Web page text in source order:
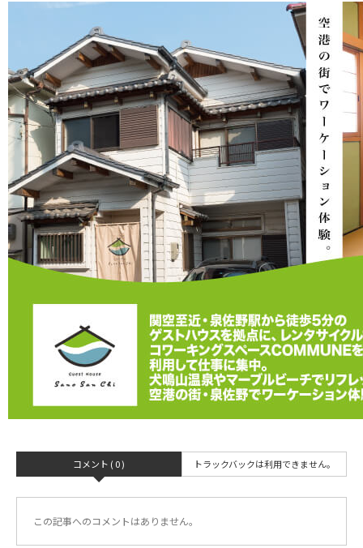
コメント ( 0 ) トラックバックは利用できません。
この記事へのコメントはありません。